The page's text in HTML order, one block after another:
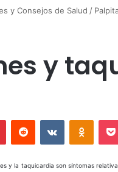
y Consejos de Salud /
y
PinterestReddit VKontakte
y la taquicardia son síntomas